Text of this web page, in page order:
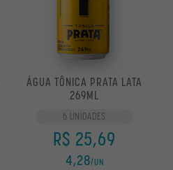
ÁGUA TÔNICA PRATA LATA
269ML
6 UNIDADES
R$ 25,69
4,28/UN